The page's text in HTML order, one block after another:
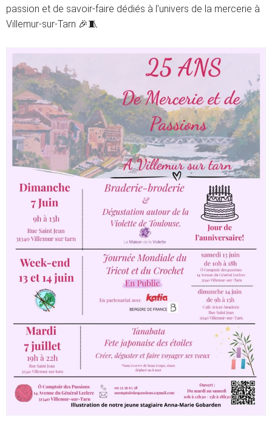
passion et de savoir-faire dédiés à l’univers de la mercerie à
Villemur-sur-Tarn 🎉🧵